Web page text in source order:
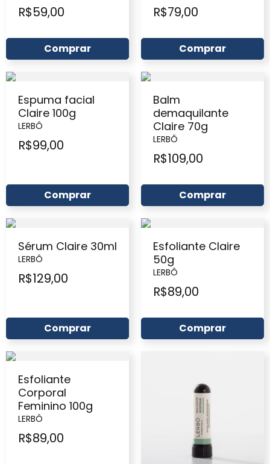
R$59,00
Comprar
R$79,00
Comprar
Espuma facial
Claire 100g
LERBÔ
R$99,00
Comprar
Balm
demaquilante
Claire 70g
LERBÔ
R$109,00
Comprar
Sérum Claire 30ml
LERBÔ
R$129,00
Comprar
Esfoliante Claire
50g
LERBÔ
R$89,00
Comprar
Esfoliante
Corporal
Feminino 100g
LERBÔ
R$89,00